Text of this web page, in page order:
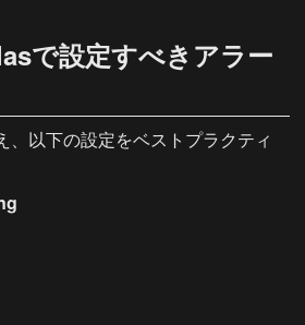
で設定すべきアラー
、以下の設定をベストプラクティ